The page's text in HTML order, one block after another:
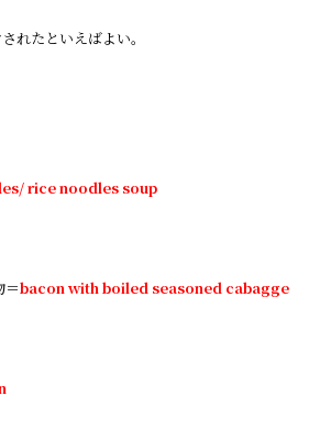
れたといえばよい。
rice noodles soup
＝bacon with boiled seasoned cabagge